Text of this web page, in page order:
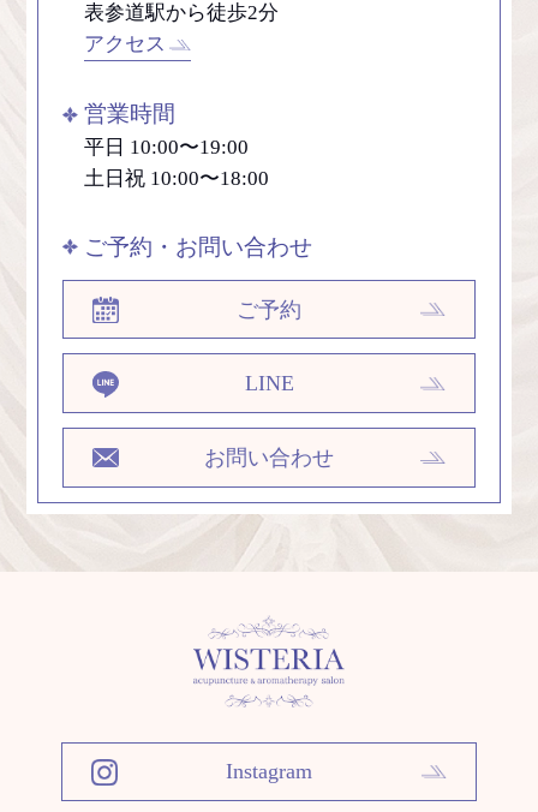
表参道駅から徒歩2分
アクセス
営業時間
平日 10:00〜19:00
土日祝 10:00〜18:00
ご予約・お問い合わせ
ご予約
LINE
お問い合わせ
Instagram